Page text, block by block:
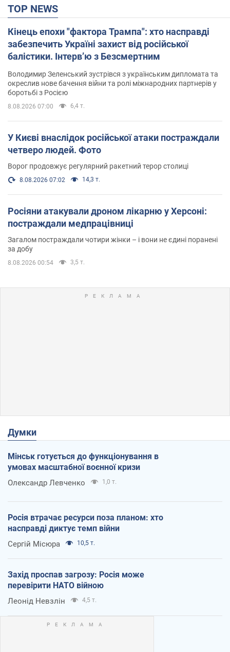
TOP NEWS
Кінець епохи "фактора Трампа": хто насправді
забезпечить Україні захист від російської
балістики. Інтерв’ю з Безсмертним
Володимир Зеленський зустрівся з українським дипломата та
окреслив нове бачення війни та ролі міжнародних партнерів у
боротьбі з Росією
8.08.2026 07:00 6,4 т.
У Києві внаслідок російської атаки постраждали
четверо людей. Фото
Ворог продовжує регулярний ракетний терор столиці
8.08.2026 07:02 14,3 т.
Росіяни атакували дроном лікарню у Херсоні:
постраждали медпрацівниці
Загалом постраждали чотири жінки – і вони не єдині поранені
за добу
8.08.2026 00:54 3,5 т.
Думки
Мінськ готується до функціонування в
умовах масштабної воєнної кризи
Олександр Левченко 1,0 т.
Росія втрачає ресурси поза планом: хто
насправді диктує темп війни
Сергій Місюра 10,5 т.
Захід проспав загрозу: Росія може
перевірити НАТО війною
Леонід Невзлін 4,5 т.